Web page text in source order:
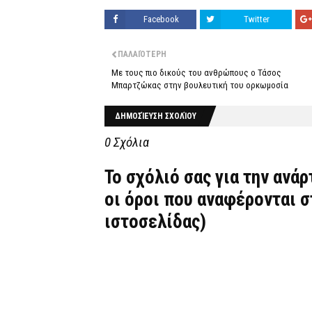
Facebook Twitter
ΠΑΛΑΙΌΤΕΡΗ
Με τους πιο δικούς του ανθρώπους ο Τάσος
Μπαρτζώκας στην βουλευτική του ορκωμοσία
ΔΗΜΟΣΊΕΥΣΗ ΣΧΟΛΊΟΥ
0 Σχόλια
Το σχόλιό σας για την
οι όροι που αναφέρονται
ιστοσελίδας)